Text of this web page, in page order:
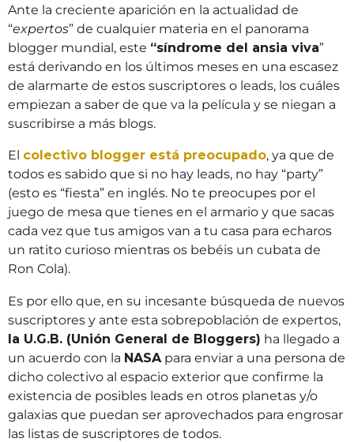
Ante la creciente aparición en la actualidad de
“expertos” de cualquier materia en el panorama
blogger mundial, este “síndrome del ansia viva”
está derivando en los últimos meses en una escasez
de alarmarte de estos suscriptores o leads, los cuáles
empiezan a saber de que va la película y se niegan a
suscribirse a más blogs.
El colectivo blogger está preocupado, ya que de
todos es sabido que si no hay leads, no hay “party”
(esto es “fiesta” en inglés. No te preocupes por el
juego de mesa que tienes en el armario y que sacas
cada vez que tus amigos van a tu casa para echaros
un ratito curioso mientras os bebéis un cubata de
Ron Cola).
Es por ello que, en su incesante búsqueda de nuevos
suscriptores y ante esta sobrepoblación de expertos,
la U.G.B. (Unión General de Bloggers) ha llegado a
un acuerdo con la NASA para enviar a una persona de
dicho colectivo al espacio exterior que confirme la
existencia de posibles leads en otros planetas y/o
galaxias que puedan ser aprovechados para engrosar
las listas de suscriptores de todos.